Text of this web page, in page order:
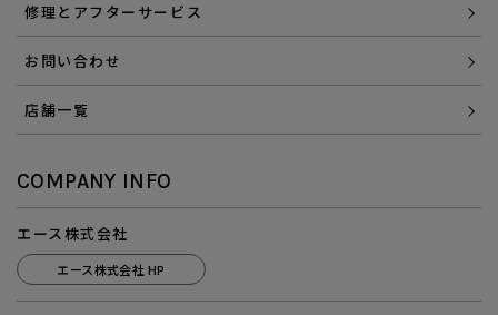
修理とアフターサービス
お問い合わせ
店舗一覧
COMPANY INFO
エース株式会社
エース株式会社 HP